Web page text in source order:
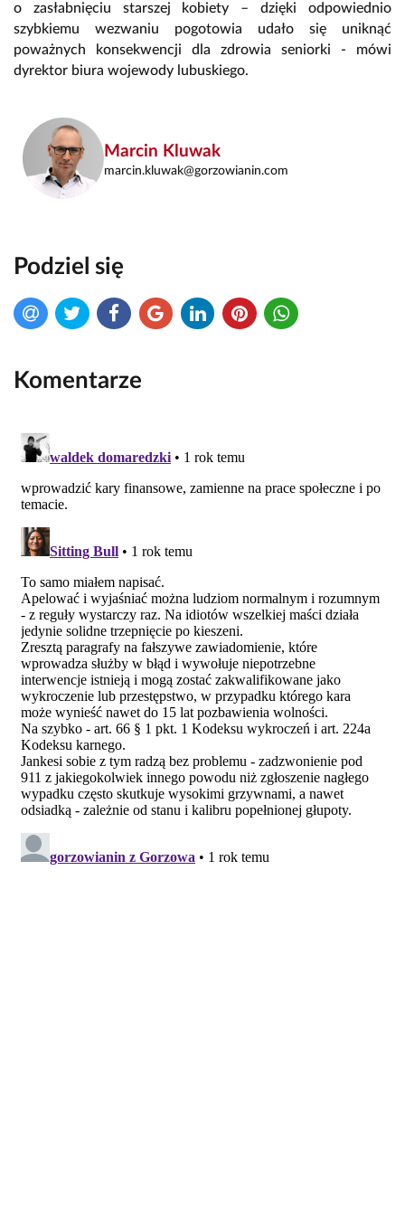
o zasłabnięciu starszej kobiety – dzięki odpowiednio
szybkiemu wezwaniu pogotowia udało się uniknąć
poważnych konsekwencji dla zdrowia seniorki - mówi
dyrektor biura wojewody lubuskiego.
Marcin Kluwak
marcin.kluwak@gorzowianin.com
Podziel się
Komentarze